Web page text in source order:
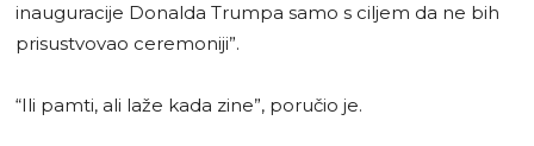
inauguracije Donalda Trumpa samo s ciljem da ne bih
prisustvovao ceremoniji”.
“Ili pamti, ali laže kada zine”, poručio je.